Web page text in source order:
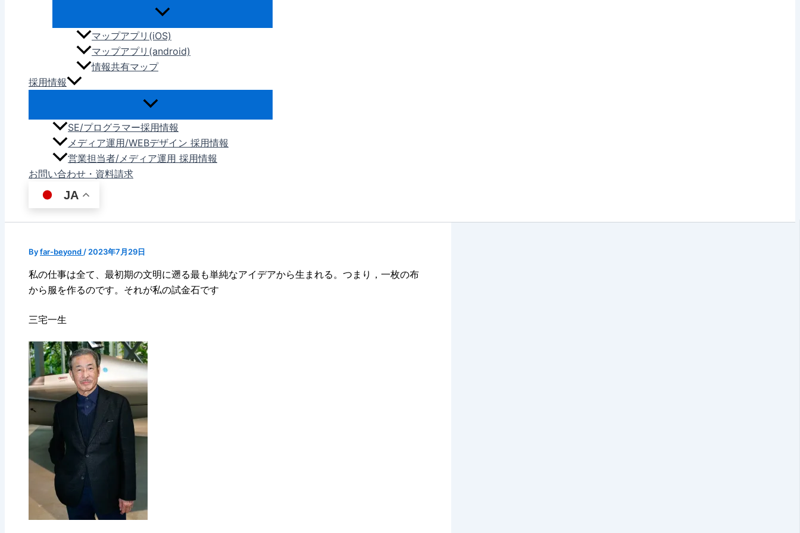
マップアプリ(iOS)
マップアプリ(android)
情報共有マップ
採用情報
SE/プログラマー採用情報
メディア運用/WEBデザイン 採用情報
営業担当者/メディア運用 採用情報
お問い合わせ・資料請求
JA
Byfar-beyond / 2023年7月29日
私の仕事は全て、最初期の文明に遡る最も単純なアイデアから生まれる。つまり，一枚の布
から服を作るのです。それが私の試金石です
三宅一生